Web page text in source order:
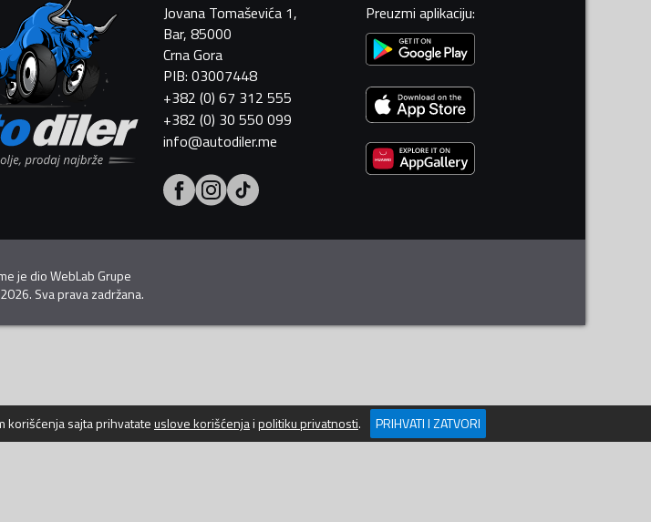
Jovana Tomaševića 1,
Bar, 85000
Crna Gora
PIB: 03007448
+382 (0) 67 312 555
+382 (0) 30 550 099
info@autodiler.me
Preuzmi aplikaciju:
je dioWebLab Grupe
2026. Sva prava zadržana.
korišćenja sajta prihvatateuslove korišćenjaipolitiku privatnosti. PRIHVATI I ZATVORI